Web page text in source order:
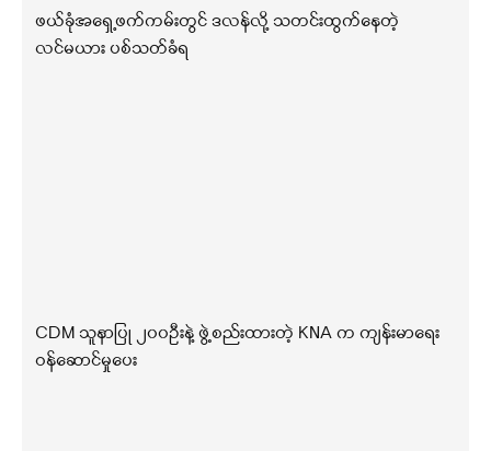
ဖယ်ခုံအရှေ့ဖက်ကမ်းတွင် ဒလန်လို့ သတင်းထွက်နေတဲ့
လင်မယား ပစ်သတ်ခံရ
CDM သူနာပြု ၂၀၀ဦးနဲ့ ဖွဲ့စည်းထားတဲ့ KNA က ကျန်းမာရေး
ဝန်ဆောင်မှုပေး